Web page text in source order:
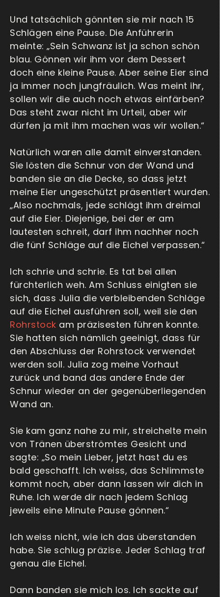
Und tatsächlich gönnten sie mir nach 15
Schlägen eine Pause. Die Anführerin
meinte: „Sein Schwanz ist ja schon schön
blau. Gönnen wir ihm vor dem Dessert
doch eine kleine Pause. Aber seine Eier sind
ja immer noch jungfräulich. Was meint ihr,
sollen wir die auch noch etwas einfärben?
Das steht zwar nicht im Urteil, aber wir
dürfen ja mit ihm machen was wir wollen.“
Natürlich waren alle damit einverstanden.
Sie lösten die Schnur von der Wand und
banden sie an die Decke, so dass jetzt
meine Eier ungeschützt präsentiert wurden.
„Also nochmals, jede schlägt ihm dreimal
auf die Eier. Diejenige, bei der er am
lautesten schreit, darf ihm nachher noch
die fünf Schläge auf die Eichel verpassen.“
Ich schrie und schrie. Es tat bei allen
fürchterlich weh. Am Schluss einigten sie
sich, dass Julia die verbleibenden Schläge
auf die Eichel ausführen soll, weil sie den
Rohrstock am präzisesten führen konnte.
Sie hatten sich nämlich geeinigt, dass für
den Abschluss der Rohrstock verwendet
werden soll. Julia zog meine Vorhaut
zurück und band das andere Ende der
Schnur wieder an der gegenüberliegenden
Wand an.
Sie kam ganz nahe zu mir, streichelte mein
von Tränen überströmtes Gesicht und
sagte: „So mein Lieber, jetzt hast du es
bald geschafft. Ich weiss, das Schlimmste
kommt noch, aber dann lassen wir dich in
Ruhe. Ich werde dir nach jedem Schlag
jeweils eine Minute Pause gönnen.“
Ich weiss nicht, wie ich das überstanden
habe. Sie schlug präzise. Jeder Schlag traf
genau die Eichel.
Dann banden sie mich los. Ich sackte auf